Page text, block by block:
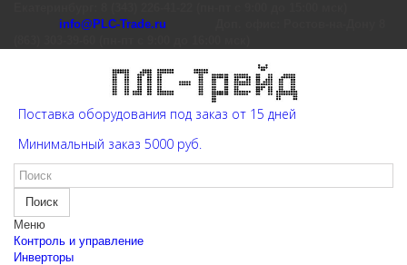
info@PLC-Trade.ru
Поставка оборудования под заказ от 15 дней
Минимальный заказ 5000 руб.
Поиск
Меню
Контроль и управление
Инверторы